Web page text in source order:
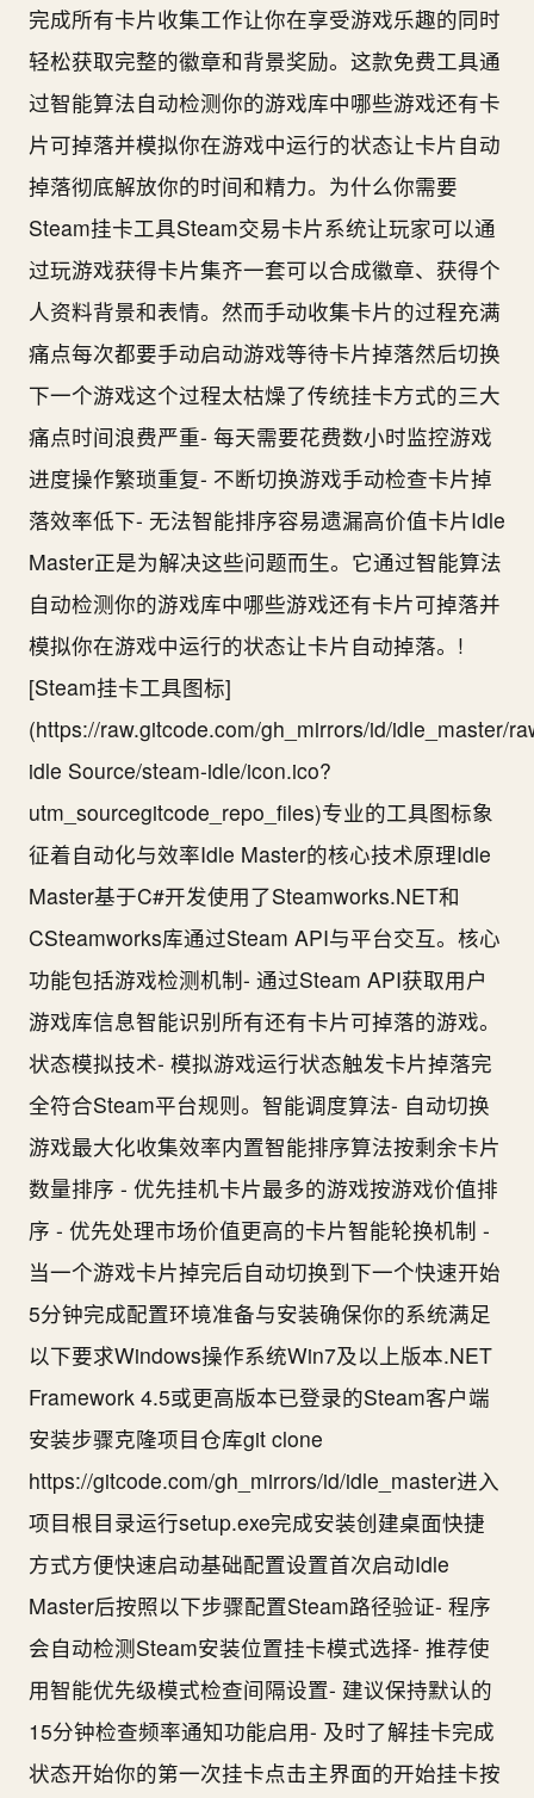
完成所有卡片收集工作让你在享受游戏乐趣的同时
轻松获取完整的徽章和背景奖励。这款免费工具通
过智能算法自动检测你的游戏库中哪些游戏还有卡
片可掉落并模拟你在游戏中运行的状态让卡片自动
掉落彻底解放你的时间和精力。为什么你需要
Steam挂卡工具Steam交易卡片系统让玩家可以通
过玩游戏获得卡片集齐一套可以合成徽章、获得个
人资料背景和表情。然而手动收集卡片的过程充满
痛点每次都要手动启动游戏等待卡片掉落然后切换
下一个游戏这个过程太枯燥了传统挂卡方式的三大
痛点时间浪费严重- 每天需要花费数小时监控游戏
进度操作繁琐重复- 不断切换游戏手动检查卡片掉
落效率低下- 无法智能排序容易遗漏高价值卡片Idle
Master正是为解决这些问题而生。它通过智能算法
自动检测你的游戏库中哪些游戏还有卡片可掉落并
模拟你在游戏中运行的状态让卡片自动掉落。!
[Steam挂卡工具图标]
(https://raw.gitcode.com/gh_mirrors/id/idle_master/
idle Source/steam-idle/icon.ico?
utm_sourcegitcode_repo_files)专业的工具图标象
征着自动化与效率Idle Master的核心技术原理Idle
Master基于C#开发使用了Steamworks.NET和
CSteamworks库通过Steam API与平台交互。核心
功能包括游戏检测机制- 通过Steam API获取用户
游戏库信息智能识别所有还有卡片可掉落的游戏。
状态模拟技术- 模拟游戏运行状态触发卡片掉落完
全符合Steam平台规则。智能调度算法- 自动切换
游戏最大化收集效率内置智能排序算法按剩余卡片
数量排序 - 优先挂机卡片最多的游戏按游戏价值排
序 - 优先处理市场价值更高的卡片智能轮换机制 -
当一个游戏卡片掉完后自动切换到下一个快速开始
5分钟完成配置环境准备与安装确保你的系统满足
以下要求Windows操作系统Win7及以上版本.NET
Framework 4.5或更高版本已登录的Steam客户端
安装步骤克隆项目仓库git clone
https://gitcode.com/gh_mirrors/id/idle_master进入
项目根目录运行setup.exe完成安装创建桌面快捷
方式方便快速启动基础配置设置首次启动Idle
Master后按照以下步骤配置Steam路径验证- 程序
会自动检测Steam安装位置挂卡模式选择- 推荐使
用智能优先级模式检查间隔设置- 建议保持默认的
15分钟检查频率通知功能启用- 及时了解挂卡完成
状态开始你的第一次挂卡点击主界面的开始挂卡按